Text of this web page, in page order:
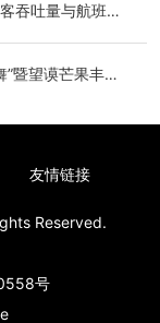
吞吐量与航班起
暨望谟芒果丰收
友情链接
Reserved.
号